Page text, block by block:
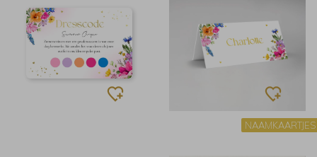
NAAMKAARTJES